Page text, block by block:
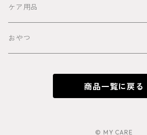
ケア用品
おやつ
商品一覧に戻る
© MY CARE